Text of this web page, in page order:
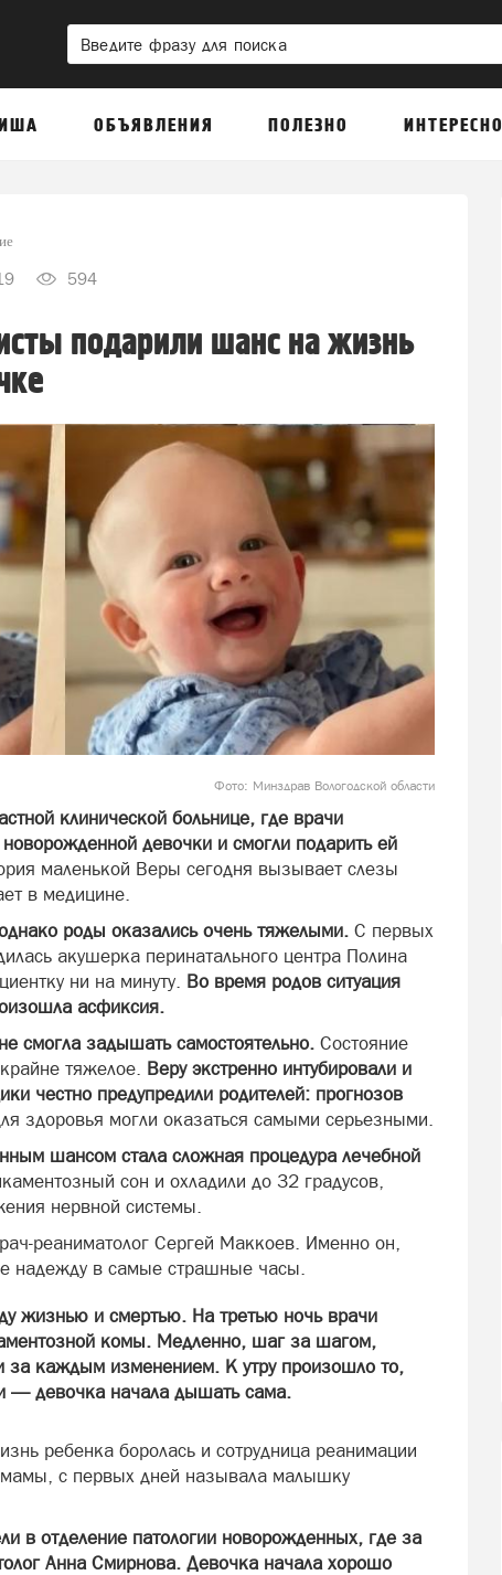
ОБЪЯВЛЕНИЯ ПОЛЕЗНО ИНТЕРЕСНО
594
подарили шанс на жизнь
Фото: Минздрав Вологодской области
клинической больнице, где врачи
девочки и смогли подарить ей
маленькой Веры сегодня вызывает слезы
в медицине.
роды оказались очень тяжелыми. С первых
акушерка перинатального центра Полина
ни на минуту. Во время родов ситуация
асфиксия.
смогла задышать самостоятельно. Состояние
тяжелое. Веру экстренно интубировали и
честно предупредили родителей: прогнозов
здоровья могли оказаться самыми серьезными.
шансом стала сложная процедура лечебной
сон и охладили до 32 градусов,
нервной системы.
реаниматолог Сергей Маккоев. Именно он,
надежду в самые страшные часы.
жизнью и смертью. На третью ночь врачи
комы. Медленно, шаг за шагом,
за каждым изменением. К утру произошло то,
— девочка начала дышать сама.
ребенка боролась и сотрудница реанимации
с первых дней называла малышку
в отделение патологии новорожденных, где за
Анна Смирнова. Девочка начала хорошо